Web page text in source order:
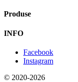
Produse
INFO
Facebook
Instagram
© 2020-2026